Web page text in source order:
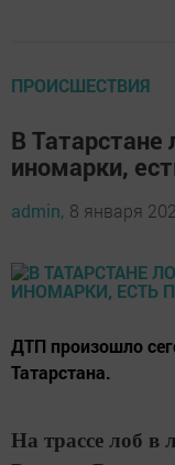
ПРОИСШЕСТВИЯ
В Татарстане
иномарки,
admin, 8 января
ДТП произошло
Татарстана.
На трассе лоб в